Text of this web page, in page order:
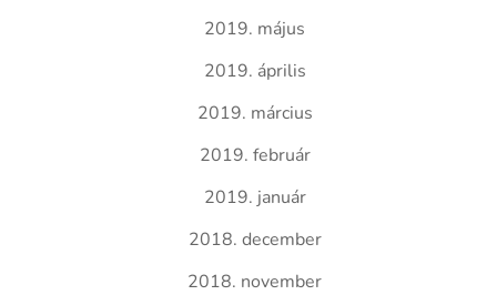
2019. május
2019. április
2019. március
2019. február
2019. január
2018. december
2018. november